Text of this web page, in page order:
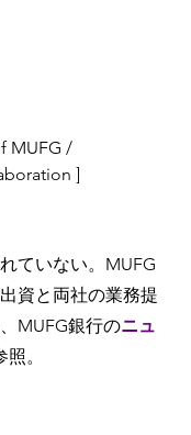
MUFG /
]
ていない。MUFG
資と両社の業務提
MUFG銀行のニュ
照。